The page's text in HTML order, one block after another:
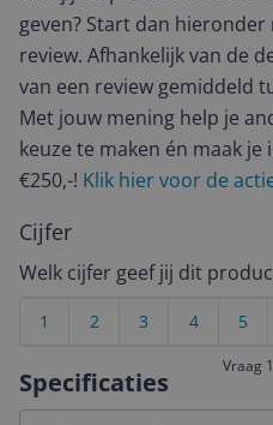
Specificaties
geven? Start dan
review. Afhankelijk van de
van een review gemiddeld
Met jouw mening help je
keuze te maken én maak
€250,-! Klik hier voor de
Cijfer
Welk cijfer geef jij dit
5
4
3
2
1
Vraag